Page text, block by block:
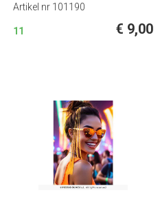
Artikel nr 101190
11 € 9,00